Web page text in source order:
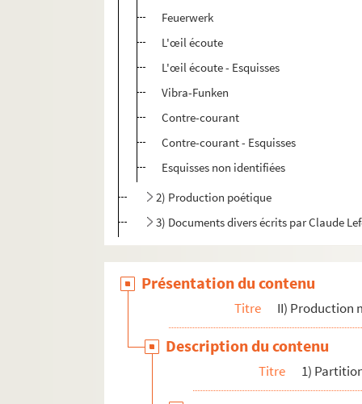
Feuerwerk
L'œil écoute
L'œil écoute - Esquisses
Vibra-Funken
Contre-courant
Contre-courant - Esquisses
Esquisses non identifiées
2) Production poétique
3) Documents divers écrits par Claude
Présentation du contenu
Titre II) Production
Description du contenu
Titre 1)